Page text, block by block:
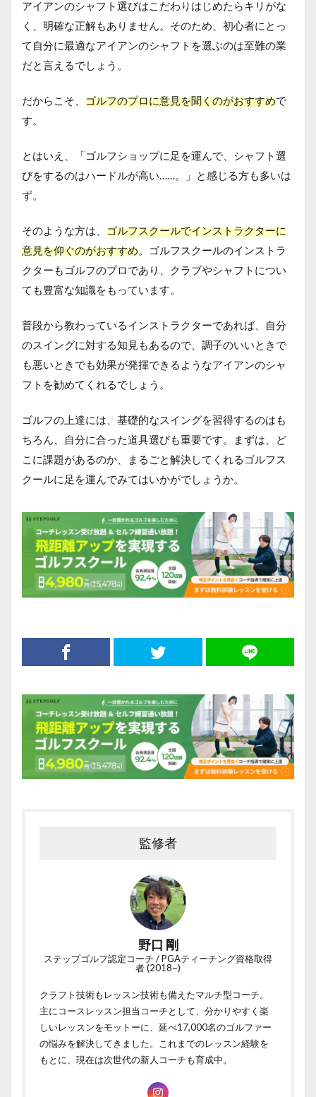
アイアンのシャフト選びはこだわりはじめたらキリがな
く、明確な正解もありません。そのため、初心者にとっ
て自分に最適なアイアンのシャフトを選ぶのは至難の業
だと言えるでしょう。
だからこそ、 ゴルフのプロに意見を聞くのがおすすめで
す。
とはいえ、「ゴルフショップに足を運んで、シャフト選
びをするのはハードルが高い……。」と感じる方も多いは
ず。
そのような方は、 ゴルフスクールでインストラクターに
意見を仰ぐのがおすすめ。ゴルフスクールのインストラ
クターもゴルフのプロであり、クラブやシャフトについ
ても豊富な知識をもっています。
普段から教わっているインストラクターであれば、自分
のスイングに対する知見もあるので、調子のいいときで
も悪いときでも効果が発揮できるようなアイアンのシャ
フトを勧めてくれるでしょう。
ゴルフの上達には、基礎的なスイングを習得するのはも
ちろん、自分に合った道具選びも重要です。まずは、ど
こに課題があるのか、まるごと解決してくれるゴルフス
クールに足を運んでみてはいかがでしょうか。
監修者
野口 剛
ステップゴルフ認定コーチ / PGAティーチング資格取得
者 (2018~)
クラフト技術もレッスン技術も備えたマルチ型コーチ。
主にコースレッスン担当コーチとして、分かりやすく楽
しいレッスンをモットーに、延べ17,000名のゴルファー
の悩みを解決してきました。これまでのレッスン経験を
もとに、現在は次世代の新人コーチも育成中。